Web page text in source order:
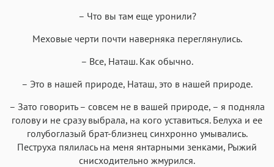
– Что вы там еще уронили?
Меховые черти почти наверняка переглянулись.
– Все, Наташ. Как обычно.
– Это в нашей природе, Наташ, это в нашей природе.
– Зато говорить – совсем не в вашей природе, – я подняла
голову и не сразу выбрала, на кого уставиться. Белуха и ее
голубоглазый брат-близнец синхронно умывались.
Пеструха пялилась на меня янтарными зенками, Рыжий
снисходительно жмурился.